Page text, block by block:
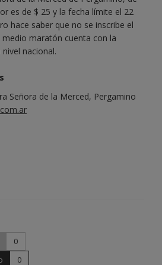
es de $ 25 y la fecha límite el 22
hace saber que no se inscribe el
maratón cuenta con la
nacional.
Señora de la Merced, Pergamino
0
0